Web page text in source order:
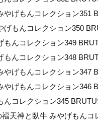
やげもんコレクション351
げもんコレクション350
もんコレクション349
もんコレクション348
やげもんコレクション347
やげもんコレクション346
んコレクション345
天神と臥牛 みやげもんコ